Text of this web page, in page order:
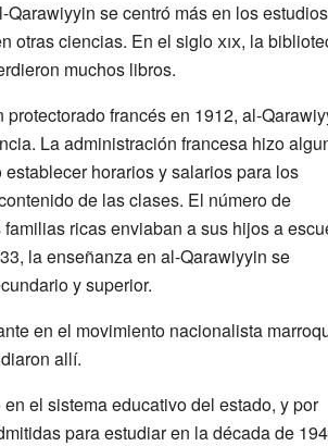
se centró más en los estudios
otras ciencias. En el sigloxix, la
muchos libros.
francés en 1912, al-
La administración francesa hizo
horarios y salarios para los
de las clases. El número de
ricas enviaban a sus hijos a
la enseñanza en al-Qarawiyyin se
y superior.
en el movimiento nacionalista
allí.
el sistema educativo del estado, y por
para estudiar en la década de